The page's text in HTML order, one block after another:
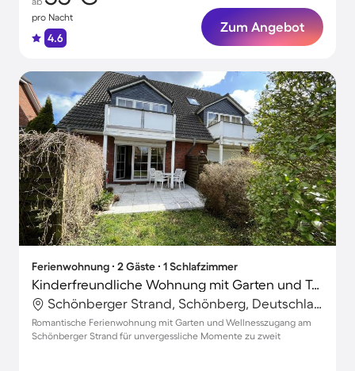
pro Nacht
4.6
Zum Angebot
Ferienwohnung ∙ 2 Gäste ∙ 1 Schlafzimmer
Kinderfreundliche Wohnung mit Garten und Terrasse | Naturblick | Nah am Strand
Schönberger Strand, Schönberg, Deutschland
Romantische Ferienwohnung mit Garten und Wellnesszugang am
Schönberger Strand für unvergessliche Momente zu zweit